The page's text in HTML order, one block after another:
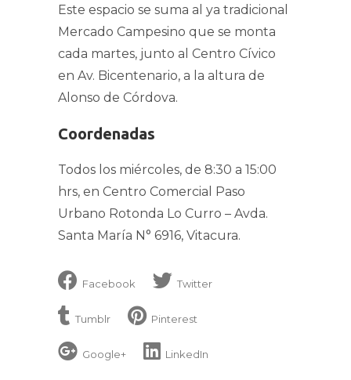
Este espacio se suma al ya tradicional
Mercado Campesino que se monta
cada martes, junto al Centro Cívico
en Av. Bicentenario, a la altura de
Alonso de Córdova.
Coordenadas
Todos los miércoles, de 8:30 a 15:00
hrs, en Centro Comercial Paso
Urbano Rotonda Lo Curro – Avda.
Santa María N° 6916, Vitacura.
Facebook Twitter
Tumblr Pinterest
Google+ LinkedIn